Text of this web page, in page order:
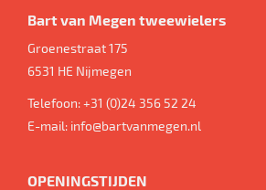
Bart van Megen tweewielers
Groenestraat 175
6531 HE Nijmegen
Telefoon:+31 (0)24 356 52 24
E-mail: info@bartvanmegen.nl
OPENINGSTIJDEN